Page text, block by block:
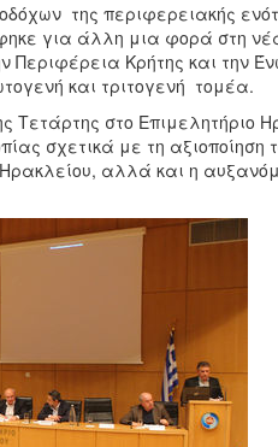
της περιφερειακής
για άλλη μια φορά στη
Περιφέρεια Κρήτης και την
και τριτογενή τομέα.
Τετάρτης στο Επιμελητήριο
σχετικά με τη αξιοποίηση
αλλά και η